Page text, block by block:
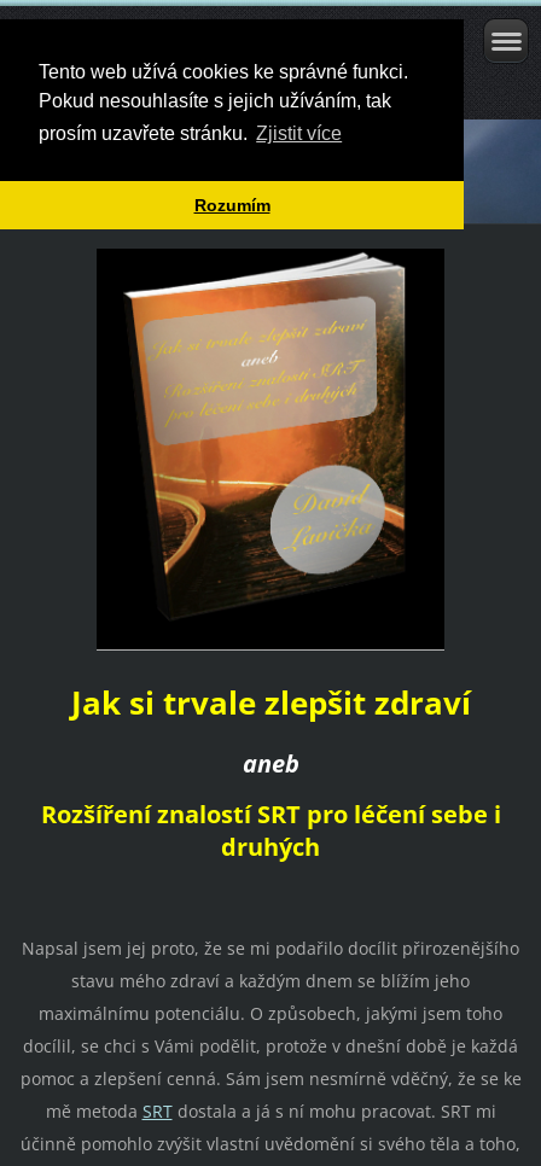
Tento web užívá cookies ke správné funkci.
Pokud nesouhlasíte s jejich užíváním, tak
prosím uzavřete stránku. Zjistit více
Rozumím
Vítejte na stránce, která je věnovaná eBookům s SRT
tématikou.
Jak si trvale zlepšit zdraví
aneb
Rozšíření znalostí SRT pro léčení sebe i
druhých
Napsal jsem jej proto, že se mi podařilo docílit přirozenějšího
stavu mého zdraví a každým dnem se blížím jeho
maximálnímu potenciálu. O způsobech, jakými jsem toho
docílil, se chci s Vámi podělit, protože v dnešní době je každá
pomoc a zlepšení cenná. Sám jsem nesmírně vděčný, že se ke
mě metoda SRTdostala a já s ní mohu pracovat. SRT mi
účinně pomohlo zvýšit vlastní uvědomění si svého těla a toho,